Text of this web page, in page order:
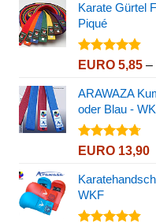
Karate Gürtel
Piqué
Bewertet
von 5
EURO5,85 –
ARAWAZA
oder Blau -
Bewertet
von 5
EURO13,90
WKF